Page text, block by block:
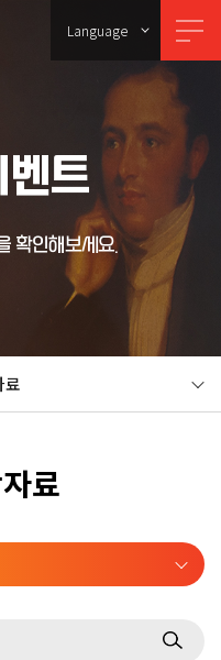
Language
트
확인해보세요.
료
료